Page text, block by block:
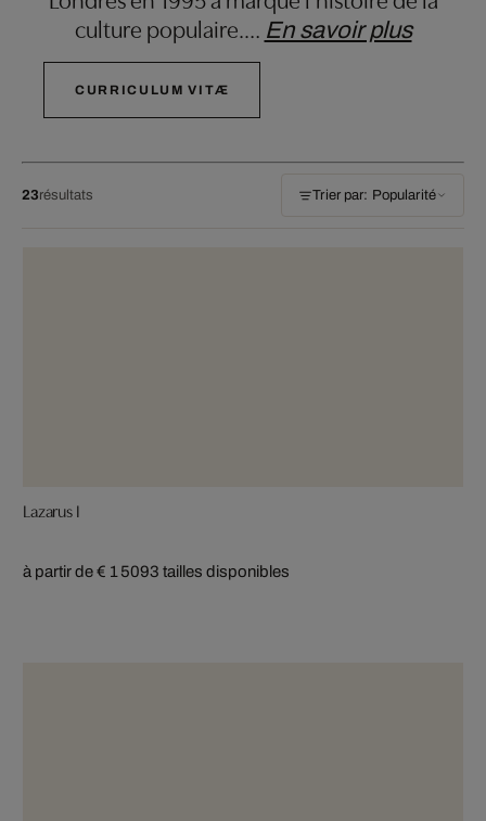
culture populaire.… En savoir plus
CURRICULUM VITÆ
23résultats Trier par: Popularité
Lazarus I
à partir de € 1 5093 tailles disponibles